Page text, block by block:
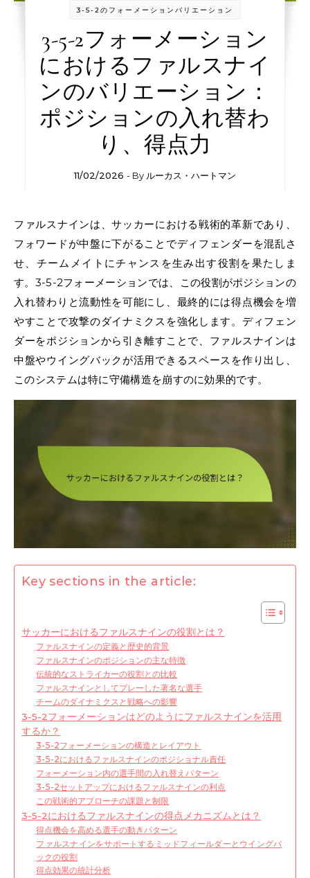
3-5-2のフォーメーションバリエーション
3-5-2フォーメーション
におけるファルスナイ
ンのバリエーション：
ポジションの入れ替わ
り、得点力
11/02/2026 - By ルーカス・ハートマン
ファルスナインは、サッカーにおける戦術的革新であり、
フォワードが中盤に下がることでディフェンダーを混乱さ
せ、チームメイトにチャンスを生み出す役割を果たしま
す。3-5-2フォーメーションでは、この役割がポジションの
入れ替わりと流動性を可能にし、最終的には得点機会を増
やすことで攻撃のダイナミクスを強化します。ディフェン
ダーをポジションから引き離すことで、ファルスナインは
中盤やウイングバックが活用できるスペースを作り出し、
このシステムは特に守備構造を崩すのに効果的です。
Key sections in the article:
サッカーにおけるファルスナインの役割とは？
ファルスナインの定義と歴史的背景
ファルスナインのポジションの主な特徴
伝統的なストライカーの役割との比較
ファルスナインとしてプレーした著名な選手
チームのダイナミクスと戦略への影響
3-5-2フォーメーションはどのようにファルスナインを活用
するか？
3-5-2フォーメーションの構造とレイアウト
3-5-2におけるファルスナインのポジショナル責任
フォーメーション内の選手間の入れ替えパターン
3-5-2セットアップにおけるファルスナインの利点
この戦術的アプローチの課題と制限
3-5-2におけるファルスナインの得点メカニズムとは？
得点機会を高める選手の動きパターン
ファルスナインをサポートするミッドフィールダーとウイングバ
ックの役割
得点効果の統計分析